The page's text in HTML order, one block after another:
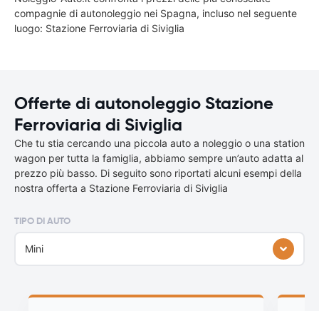
compagnie di autonoleggio nei Spagna, incluso nel seguente
luogo: Stazione Ferroviaria di Siviglia
Offerte di autonoleggio Stazione
Ferroviaria di Siviglia
Che tu stia cercando una piccola auto a noleggio o una station
wagon per tutta la famiglia, abbiamo sempre un’auto adatta al
prezzo più basso. Di seguito sono riportati alcuni esempi della
nostra offerta a Stazione Ferroviaria di Siviglia
TIPO DI AUTO
Mini